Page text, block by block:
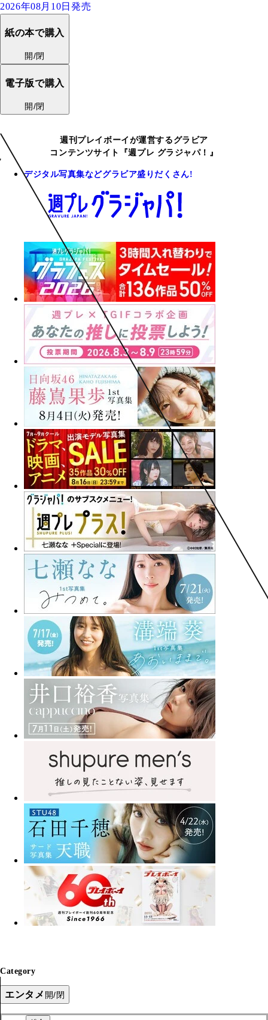
2026年08月10日発売
紙の本で購入
開/閉
電子版で購入
開/閉
週刊プレイボーイが運営するグラビア
コンテンツサイト『週プレ グラジャパ！』
デジタル写真集などグラビア盛りだくさん!
Category
エンタメ 開/閉